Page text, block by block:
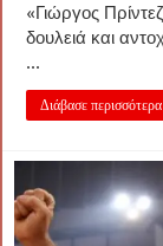
«Γιώργος
δουλειά και
...
Διάβασε περισσότερα